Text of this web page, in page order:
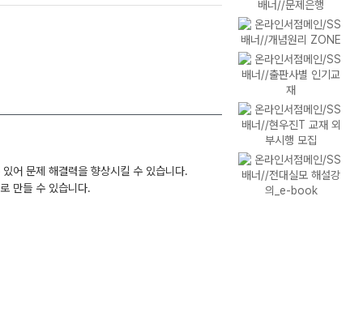
어 문제 해결력을 향상시킬 수 있습니다.
만들 수 있습니다.